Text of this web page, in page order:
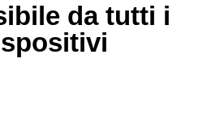
da tutti i